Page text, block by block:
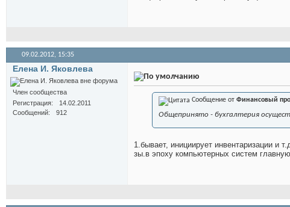
09.02.2012, 15:35
Елена И. Яковлева
Член сообщества
Регистрация
14.02.2011
Сообщений
912
Сообщение от Финансовый
Общепринято - бухгалтерия
1.бывает, инициирует инвентаризации и
зы.в эпоху компьютерных систем